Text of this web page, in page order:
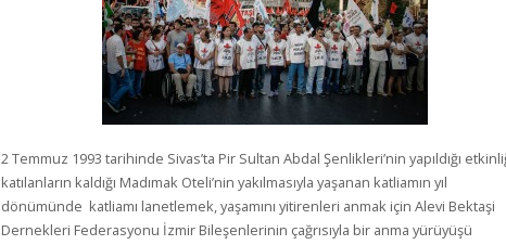
2 Temmuz 1993 tarihinde Sivas’ta Pir Sultan Abdal Şenlikleri’nin yapıldığı
katılanların kaldığı Madımak Oteli’nin yakılmasıyla yaşanan katliamın yıl
dönümünde katliamı lanetlemek, yaşamını yitirenleri anmak için Alevi Bektaşi
Dernekleri Federasyonu İzmir Bileşenlerinin çağrısıyla bir anma yürüyüşü